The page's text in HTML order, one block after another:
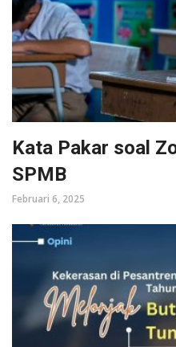
Kata Pakar soal
SPMB
Februari 6, 2025